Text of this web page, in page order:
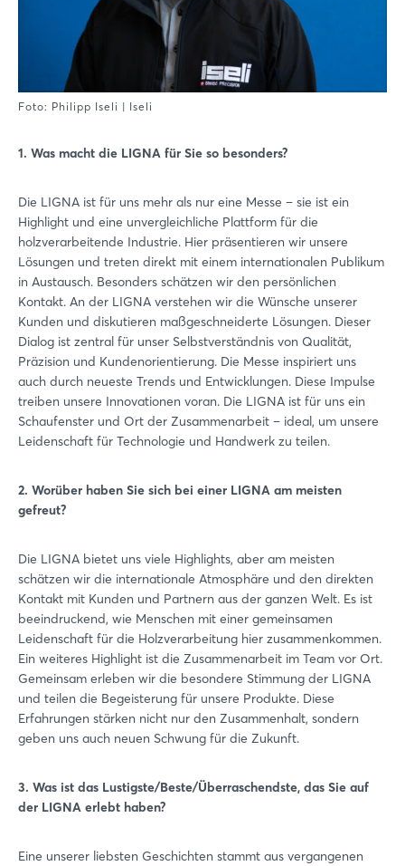
Foto: Philipp Iseli | Iseli
1. Was macht die LIGNA für Sie so besonders?
Die LIGNA ist für uns mehr als nur eine Messe – sie ist ein
Highlight und eine unvergleichliche Plattform für die
holzverarbeitende Industrie. Hier präsentieren wir unsere
Lösungen und treten direkt mit einem internationalen Publikum
in Austausch. Besonders schätzen wir den persönlichen
Kontakt. An der LIGNA verstehen wir die Wünsche unserer
Kunden und diskutieren maßgeschneiderte Lösungen. Dieser
Dialog ist zentral für unser Selbstverständnis von Qualität,
Präzision und Kundenorientierung. Die Messe inspiriert uns
auch durch neueste Trends und Entwicklungen. Diese Impulse
treiben unsere Innovationen voran. Die LIGNA ist für uns ein
Schaufenster und Ort der Zusammenarbeit – ideal, um unsere
Leidenschaft für Technologie und Handwerk zu teilen.
2. Worüber haben Sie sich bei einer LIGNA am meisten
gefreut?
Die LIGNA bietet uns viele Highlights, aber am meisten
schätzen wir die internationale Atmosphäre und den direkten
Kontakt mit Kunden und Partnern aus der ganzen Welt. Es ist
beeindruckend, wie Menschen mit einer gemeinsamen
Leidenschaft für die Holzverarbeitung hier zusammenkommen.
Ein weiteres Highlight ist die Zusammenarbeit im Team vor Ort.
Gemeinsam erleben wir die besondere Stimmung der LIGNA
und teilen die Begeisterung für unsere Produkte. Diese
Erfahrungen stärken nicht nur den Zusammenhalt, sondern
geben uns auch neuen Schwung für die Zukunft.
3. Was ist das Lustigste/Beste/Überraschendste, das Sie auf
der LIGNA erlebt haben?
Eine unserer liebsten Geschichten stammt aus vergangenen